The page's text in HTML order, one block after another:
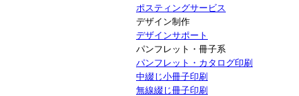
ポスティングサービス
デザイン制作
デザインサポート
パンフレット・冊子系
パンフレット・カタログ印刷
中綴じ小冊子印刷
無線綴じ冊子印刷